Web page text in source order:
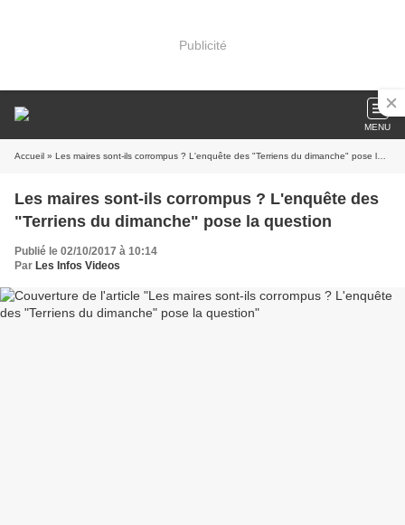
Publicité
MENU
Accueil » Les maires sont-ils corrompus ? L'enquête des "Terriens du dimanche" pose la question
Les maires sont-ils corrompus ? L'enquête des
"Terriens du dimanche" pose la question
Publié le 02/10/2017 à 10:14
Par Les Infos Videos